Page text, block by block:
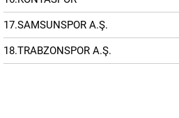
17.SAMSUNSPOR A.Ş.
18.TRABZONSPOR A.Ş.